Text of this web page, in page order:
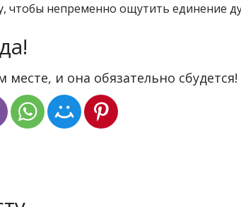
чтобы непременно ощутить единение
и она обязательно сбудется!